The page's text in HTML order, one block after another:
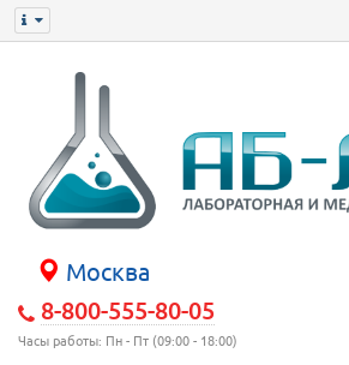
Москва
8-800-555-80-05
Часы работы: Пн - Пт (09:00 - 18:00)